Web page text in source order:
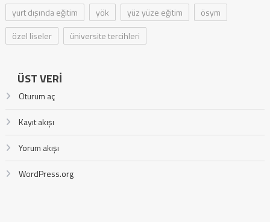
yurt dışında eğitim
yök yüz yüze eğitim
ösym
özel liseler
üniversite tercihleri
ÜST VERI
Oturum aç
Kayıt akışı
Yorum akışı
WordPress.org